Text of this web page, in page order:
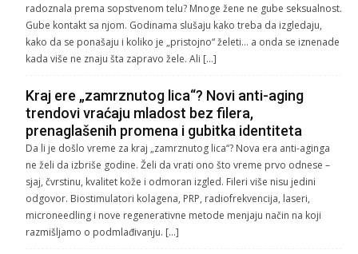
radoznala prema sopstvenom telu? Mnoge žene ne gube seksualnost.
Gube kontakt sa njom. Godinama slušaju kako treba da izgledaju,
kako da se ponašaju i koliko je „pristojno“ želeti… a onda se iznenade
kada više ne znaju šta zapravo žele. Ali […]
Kraj ere „zamrznutog lica“? Novi anti-aging
trendovi vraćaju mladost bez filera,
prenaglašenih promena i gubitka identiteta
Da li je došlo vreme za kraj „zamrznutog lica“? Nova era anti-aginga
ne želi da izbriše godine. Želi da vrati ono što vreme prvo odnese –
sjaj, čvrstinu, kvalitet kože i odmoran izgled. Fileri više nisu jedini
odgovor. Biostimulatori kolagena, PRP, radiofrekvencija, laseri,
microneedling i nove regenerativne metode menjaju način na koji
razmišljamo o podmlađivanju. […]